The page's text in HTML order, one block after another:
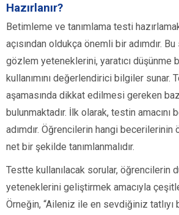
Hazırlanır?
Betimleme ve tanımlama testi
açısından oldukça önemli bir adımdır.
gözlem yeteneklerini, yaratıcı düşünme
kullanımını değerlendirici bilgiler sunar.
aşamasında dikkat edilmesi gereken
bulunmaktadır. İlk olarak, testin
adımdır. Öğrencilerin hangi
net bir şekilde tanımlanmalıdır.
Testte kullanılacak sorular, öğrencilerin
yeteneklerini geliştirmek amacıyla
Örneğin, “Aileniz ile en sevdiğiniz tatlıyı